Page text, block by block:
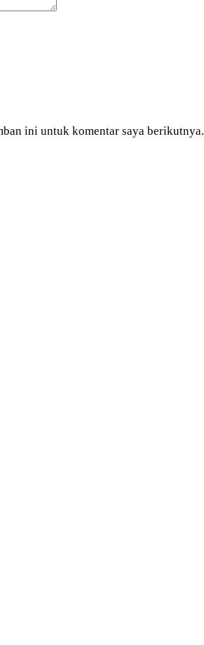
ini untuk komentar saya berikutnya.